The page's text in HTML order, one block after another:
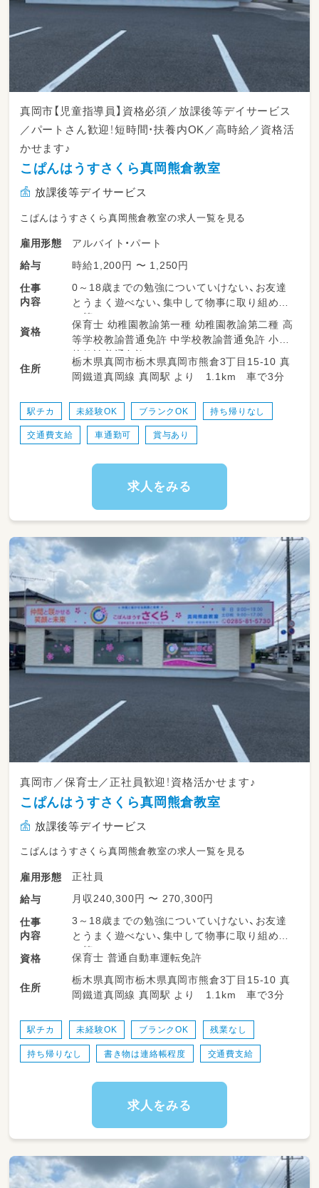
真岡市【児童指導員】資格必須／放課後等デイサービス
／パートさん歓迎！短時間・扶養内OK／高時給／資格活
かせます♪
こぱんはうすさくら真岡熊倉教室
放課後等デイサービス
こぱんはうすさくら真岡熊倉教室の求人一覧を見る
雇用形態
アルバイト・パート
給与
時給1,200円 〜 1,250円
仕事
内容
0～18歳までの勉強についていけない、お友達
とうまく遊べない、集中して物事に取り組めな
い等
発達、成長・障がいを持ったお子さまに対しての
支援をお願いします
・療育支援、レクリエーション、遊び補助、体育
訓練等
（小学校または自宅への送迎）
資格
保育士 幼稚園教諭第一種 幼稚園教諭第二種 高
等学校教諭普通免許 中学校教諭普通免許 小学
校教諭普通免許
住所
栃木県真岡市栃木県真岡市熊倉3丁目15-10 真
岡鐵道真岡線 真岡駅 より 1.1km 車で3分
駅チカ 未経験OK ブランクOK 持ち帰りなし
交通費支給 車通勤可 賞与あり
求人をみる
真岡市／保育士／正社員歓迎！資格活かせます♪
こぱんはうすさくら真岡熊倉教室
放課後等デイサービス
こぱんはうすさくら真岡熊倉教室の求人一覧を見る
雇用形態
正社員
給与
月収240,300円 〜 270,300円
仕事
内容
3～18歳までの勉強についていけない、お友達
とうまく遊べない、集中して物事に取り組めな
い等
発達、成長・障がいを持ったお子さまに対しての
支援をお願いします
・療育支援、レクリエーション、遊び補助、体育
・送迎業務をお願いする場合もございます
（小学校または自宅への送迎）
資格 保育士 普通自動車運転免許
住所
栃木県真岡市栃木県真岡市熊倉3丁目15-10 真
岡鐵道真岡線 真岡駅 より 1.1km 車で3分
駅チカ 未経験OK ブランクOK 残業なし
持ち帰りなし 書き物は連絡帳程度 交通費支給
求人をみる